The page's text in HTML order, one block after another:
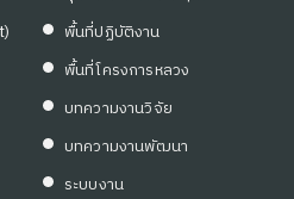
พื้นที่ปฏิบัติงาน
พื้นที่โครงการหลวง
บทความงานวิจัย
บทความงานพัฒนา
ระบบงาน